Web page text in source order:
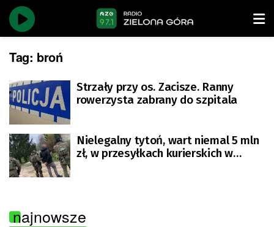
Tag: broń
Strzały przy os. Zacisze. Ranny
rowerzysta zabrany do szpitala
Nielegalny tytoń, wart niemal 5 mln
zł, w przesyłkach kurierskich w
najnowsze